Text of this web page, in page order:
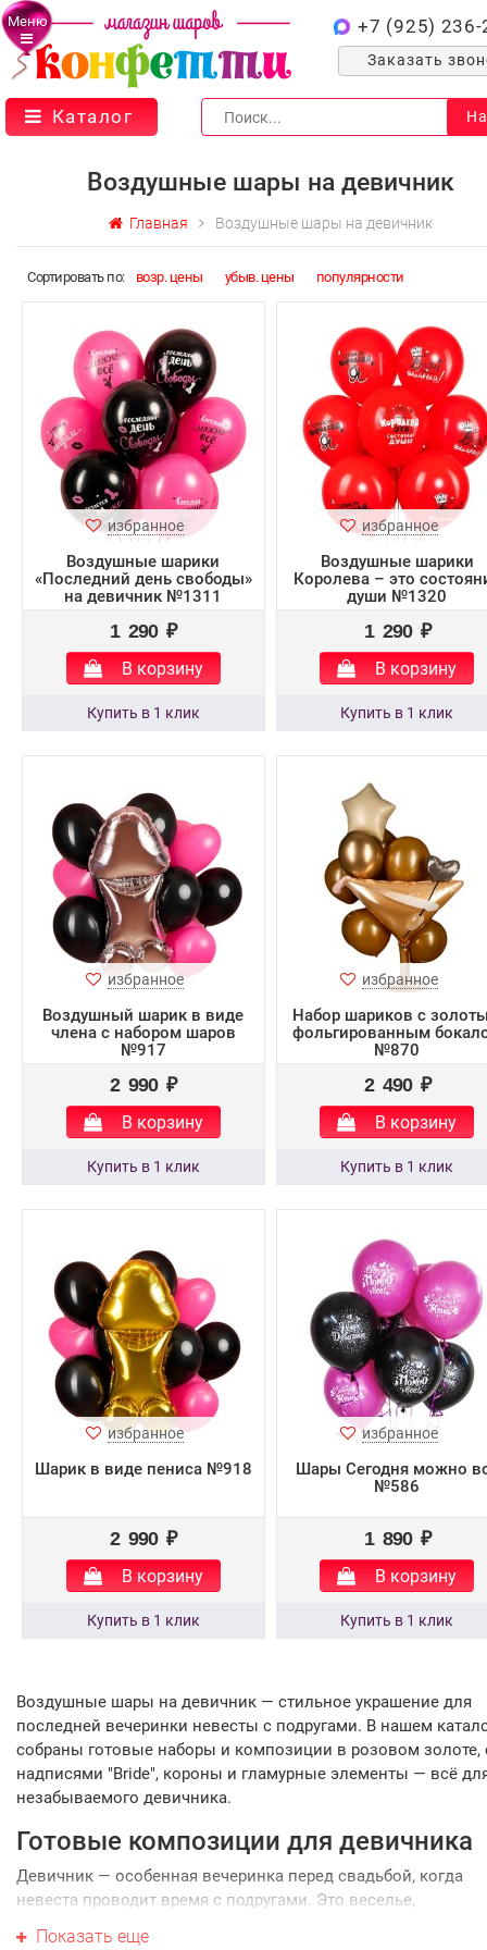
Меню +7 (925) 236-
Заказать
Каталог
Воздушные шары на девичник
Главная Воздушные шары на девичник
Cортировать по: возр. цены убыв. цены популярности
избранное
Воздушные шарики
«Последний день свободы»
на девичник №1311
1 290 ₽
В корзину
избранное
Воздушные шарики
Королева – это
души №1320
1 290 ₽
В корзину
избранное
Воздушный шарик в виде
члена с набором шаров
№917
2 990 ₽
В корзину
избранное
Набор шариков с
фольгированным
№870
2 490 ₽
В корзину
избранное
Шарик в виде пениса №918
2 990 ₽
В корзину
избранное
Шары Сегодня можно
№586
1 890 ₽
В корзину
Воздушные шары на девичник — стильное украшение для
последней вечеринки невесты с подругами. В нашем
собраны готовые наборы и композиции в розовом золоте,
надписями "Bride", короны и гламурные элементы — всё
незабываемого девичника.
Готовые композиции для девичника
Девичник — особенная вечеринка перед свадьбой, когда
невеста проводит время с подругами. Это веселье,
Показать еще